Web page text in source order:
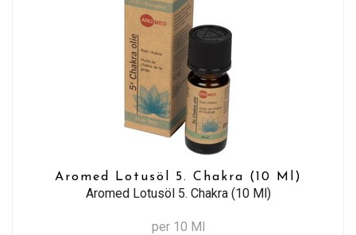
Aromed Lotusöl 5. Chakra (10 Ml)
Aromed Lotusöl 5. Chakra (10 Ml)
per 10 Ml